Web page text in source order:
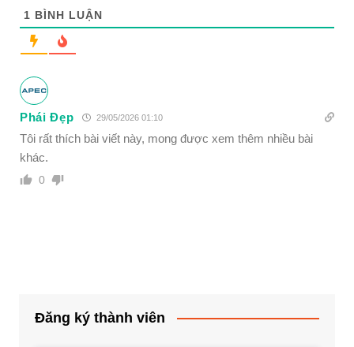
1 BÌNH LUẬN
Phái Đẹp 29/05/2026 01:10
Tôi rất thích bài viết này, mong được xem thêm nhiều bài
khác.
0
Đăng ký thành viên